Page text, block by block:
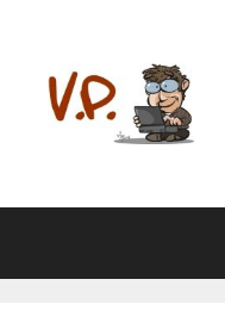
contenuto